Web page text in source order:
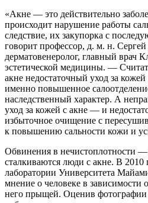
«Акне — это действительно
происходит нарушение работы
следствие, их закупорка с
говорит профессор, д. м. н.
дерматовенеролог, главный врач
эстетической медицины. —
акне недостаточный уход за
именно повышенное
наследственный характер. А
уход за кожей с акне — и
избыточное очищение с
к повышению сальности кожи и
Обвинения в нечистоплотности —
сталкиваются люди с акне. В 2010
лаборатории Университета
мнение о человеке в зависимости
него прыщей. Оценив фотографии